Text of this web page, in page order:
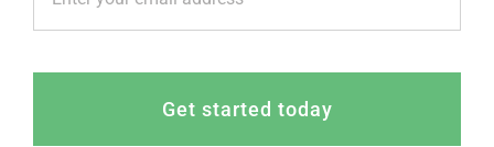
Get started today